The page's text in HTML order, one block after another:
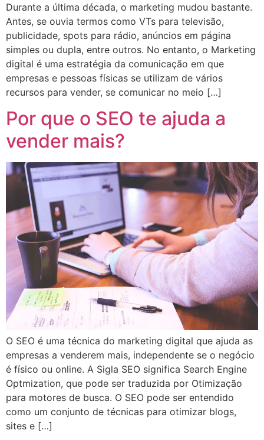
Durante a última década, o marketing mudou bastante.
Antes, se ouvia termos como VTs para televisão,
publicidade, spots para rádio, anúncios em página
simples ou dupla, entre outros. No entanto, o Marketing
digital é uma estratégia da comunicação em que
empresas e pessoas físicas se utilizam de vários
recursos para vender, se comunicar no meio […]
Por que o SEO te ajuda a
vender mais?
O SEO é uma técnica do marketing digital que ajuda as
empresas a venderem mais, independente se o negócio
é físico ou online. A Sigla SEO significa Search Engine
Optmization, que pode ser traduzida por Otimização
para motores de busca. O SEO pode ser entendido
como um conjunto de técnicas para otimizar blogs,
sites e […]